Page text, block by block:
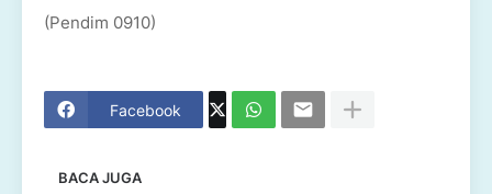
(Pendim 0910)
Facebook
BACA JUGA